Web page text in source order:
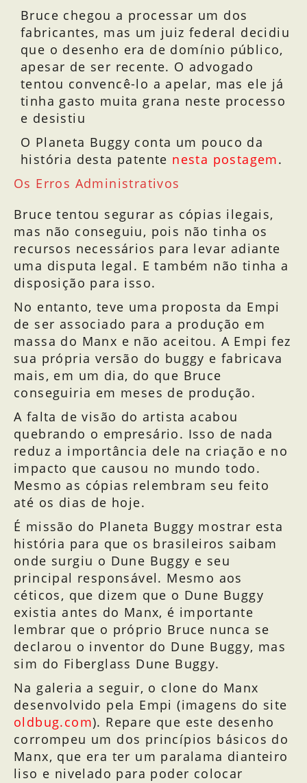
Bruce chegou a processar um dos
fabricantes, mas um juiz federal decidiu
que o desenho era de domínio público,
apesar de ser recente. O advogado
tentou convencê-lo a apelar, mas ele já
tinha gasto muita grana neste processo
e desistiu
O Planeta Buggy conta um pouco da
história desta patente nesta postagem.
Os Erros Administrativos
Bruce tentou segurar as cópias ilegais,
mas não conseguiu, pois não tinha os
recursos necessários para levar adiante
uma disputa legal. E também não tinha a
disposição para isso.
No entanto, teve uma proposta da Empi
de ser associado para a produção em
massa do Manx e não aceitou. A Empi fez
sua própria versão do buggy e fabricava
mais, em um dia, do que Bruce
conseguiria em meses de produção.
A falta de visão do artista acabou
quebrando o empresário. Isso de nada
reduz a importância dele na criação e no
impacto que causou no mundo todo.
Mesmo as cópias relembram seu feito
até os dias de hoje.
É missão do Planeta Buggy mostrar esta
história para que os brasileiros saibam
onde surgiu o Dune Buggy e seu
principal responsável. Mesmo aos
céticos, que dizem que o Dune Buggy
existia antes do Manx, é importante
lembrar que o próprio Bruce nunca se
declarou o inventor do Dune Buggy, mas
sim do Fiberglass Dune Buggy.
Na galeria a seguir, o clone do Manx
desenvolvido pela Empi (imagens do site
oldbug.com). Repare que este desenho
corrompeu um dos princípios básicos do
Manx, que era ter um paralama dianteiro
liso e nivelado para poder colocar